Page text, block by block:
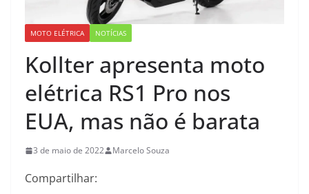
MOTO ELÉTRICA NOTÍCIAS
Kollter apresenta moto
elétrica RS1 Pro nos
EUA, mas não é barata
3 de maio de 2022 Marcelo Souza
Compartilhar: